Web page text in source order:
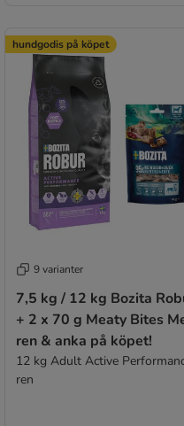
hundgodis på köpet
9 varianter
7,5 kg / 12 kg Bozita
+ 2 x 70 g Meaty Bites
ren & anka på köpet!
12 kg Adult Active
ren